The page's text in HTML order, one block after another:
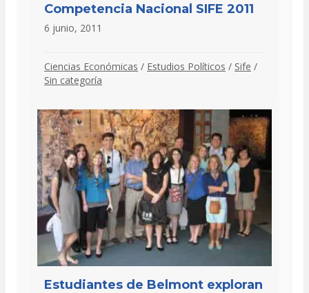
Competencia Nacional SIFE 2011
6 junio, 2011
Ciencias Económicas / Estudios Políticos / Sife /
Sin categoría
Estudiantes de Belmont exploran